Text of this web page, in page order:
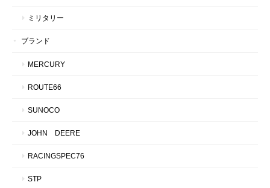
ミリタリー
ブランド
MERCURY
ROUTE66
SUNOCO
JOHN DEERE
RACINGSPEC76
STP